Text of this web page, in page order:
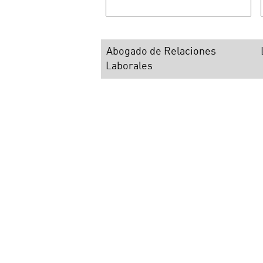
Abogado de Relaciones
Laborales